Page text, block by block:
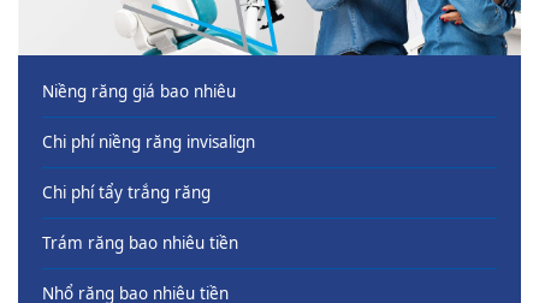
Niềng răng giá bao nhiêu
Chi phí niềng răng invisalign
Chi phí tẩy trắng răng
Trám răng bao nhiêu tiền
Nhổ răng bao nhiêu tiền